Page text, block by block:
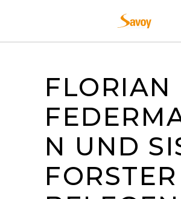
FLORIAN
N UND
FORSTER